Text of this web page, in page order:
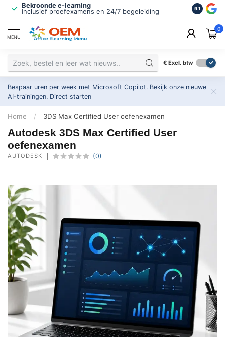
Bekroonde e-learning
Inclusief proefexamens en 24/7 begeleiding
ISO
2.500+
9.1
MENU
0
€ Excl. btw
Bespaar uren per week met Microsoft Copilot. Bekijk onze nieuwe
AI-trainingen. Direct starten
Home / 3DS Max Certified User oefenexamen
Autodesk 3DS Max Certified User
oefenexamen
AUTODESK (0)